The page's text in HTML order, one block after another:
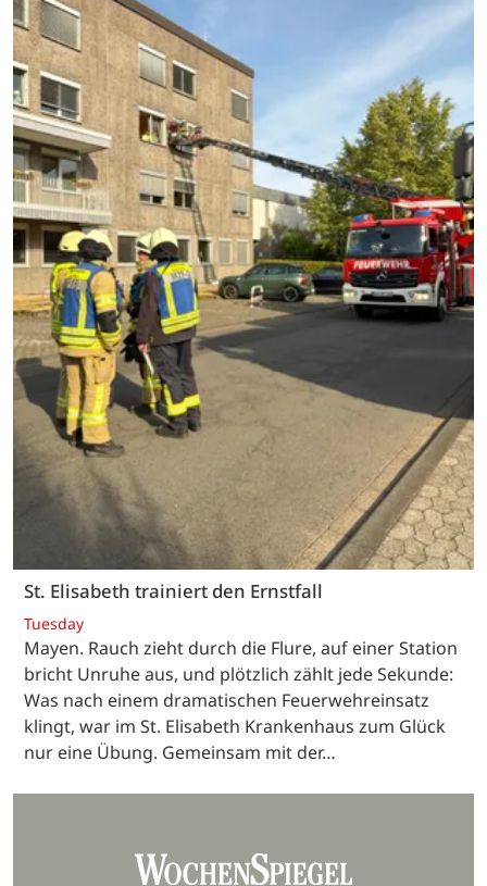
St. Elisabeth trainiert den Ernstfall
Tuesday
Mayen. Rauch zieht durch die Flure, auf einer Station
bricht Unruhe aus, und plötzlich zählt jede Sekunde:
Was nach einem dramatischen Feuerwehreinsatz
klingt, war im St. Elisabeth Krankenhaus zum Glück
nur eine Übung. Gemeinsam mit der…